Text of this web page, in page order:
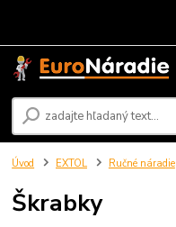
Úvod EXTOL Ručné náradie
Škrabky